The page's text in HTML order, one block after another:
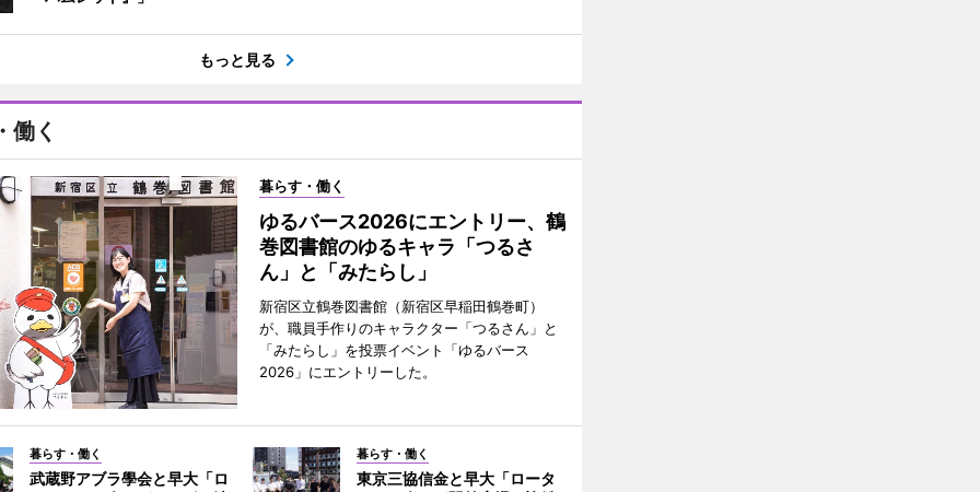
もっと見る
働く
暮らす・働く
ゆるバース2026にエントリー、鶴
巻図書館のゆるキャラ「つるさ
ん」と「みたらし」
新宿区立鶴巻図書館（新宿区早稲田鶴巻町）
が、職員手作りのキャラクター「つるさん」と
「みたらし」を投票イベント「ゆるバース
2026」にエントリーした。
暮らす・働く
武蔵野アブラ學会と早大「ロ
暮らす・働く
東京三協信金と早大「ロータ